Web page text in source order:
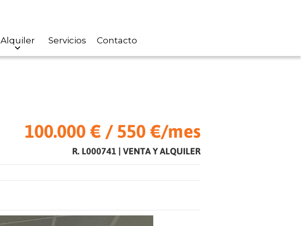
Alquiler Servicios Contacto
100.000 € / 550 €/mes
R. L000741 | VENTA Y ALQUILER